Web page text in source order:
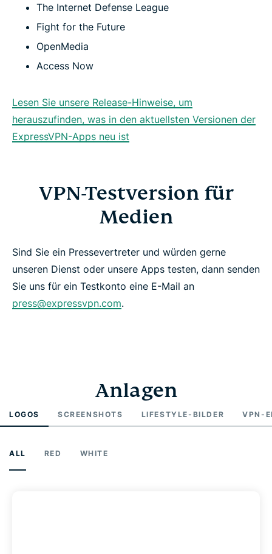
The Internet Defense League
Fight for the Future
OpenMedia
Access Now
Lesen Sie unsere Release-Hinweise, um
herauszufinden, was in den aktuellsten Versionen der
ExpressVPN-Apps neu ist
VPN-Testversion für
Medien
Sind Sie ein Pressevertreter und würden gerne
unseren Dienst oder unsere Apps testen, dann senden
Sie uns für ein Testkonto eine E-Mail an
press@expressvpn.com.
Anlagen
LOGOS SCREENSHOTS LIFESTYLE-BILDER VPN-
ALL RED WHITE